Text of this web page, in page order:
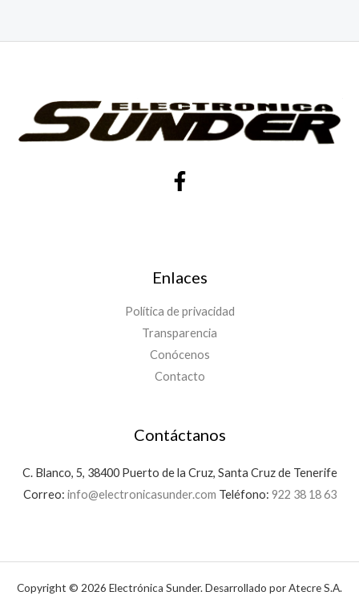
Enlaces
Política de privacidad
Transparencia
Conócenos
Contacto
Contáctanos
C. Blanco, 5, 38400 Puerto de la Cruz, Santa Cruz de Tenerife
Correo: info@electronicasunder.com Teléfono: 922 38 18 63
Copyright © 2026 Electrónica Sunder. Desarrollado por Atecre S.A.